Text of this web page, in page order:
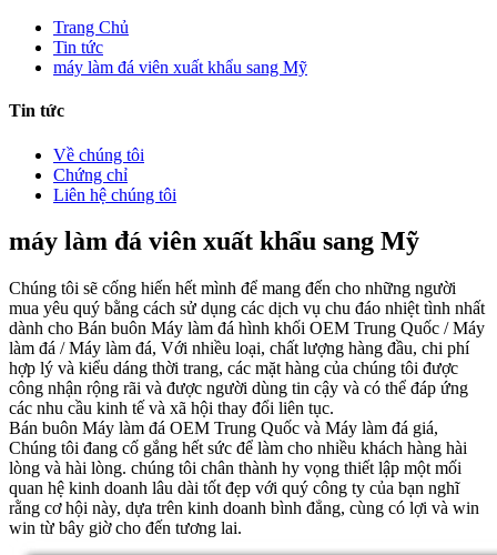
Trang Chủ
Tin tức
máy làm đá viên xuất khẩu sang Mỹ
Tin tức
Về chúng tôi
Chứng chỉ
Liên hệ chúng tôi
máy làm đá viên xuất khẩu sang Mỹ
Chúng tôi sẽ cống hiến hết mình để mang đến cho những người
mua yêu quý bằng cách sử dụng các dịch vụ chu đáo nhiệt tình nhất
dành cho Bán buôn Máy làm đá hình khối OEM Trung Quốc / Máy
làm đá / Máy làm đá, Với nhiều loại, chất lượng hàng đầu, chi phí
hợp lý và kiểu dáng thời trang, các mặt hàng của chúng tôi được
công nhận rộng rãi và được người dùng tin cậy và có thể đáp ứng
các nhu cầu kinh tế và xã hội thay đổi liên tục.
Bán buôn Máy làm đá OEM Trung Quốc và Máy làm đá giá,
Chúng tôi đang cố gắng hết sức để làm cho nhiều khách hàng hài
lòng và hài lòng. chúng tôi chân thành hy vọng thiết lập một mối
quan hệ kinh doanh lâu dài tốt đẹp với quý công ty của bạn nghĩ
rằng cơ hội này, dựa trên kinh doanh bình đẳng, cùng có lợi và win
win từ bây giờ cho đến tương lai.